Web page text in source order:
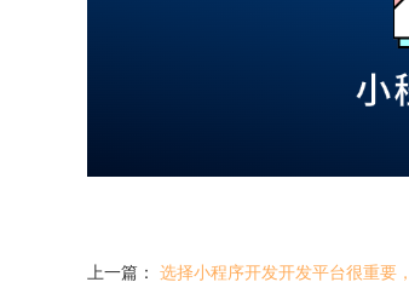
上一篇： 选择小程序开发开发平台很重要